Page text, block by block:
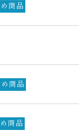
商品
商品
商品